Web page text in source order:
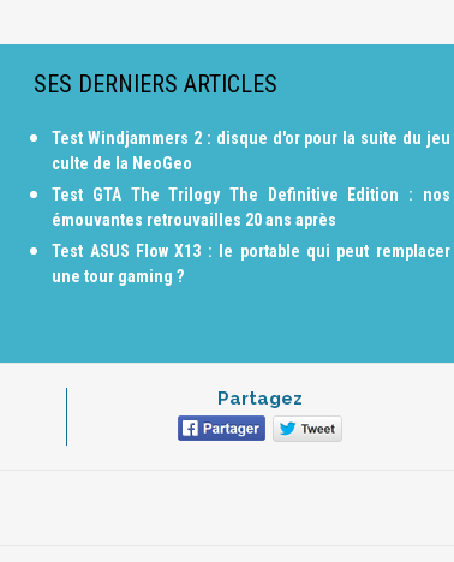
SES DERNIERS ARTICLES
Test Windjammers 2 : disque d'or pour la suite du jeu
culte de la NeoGeo
Test GTA The Trilogy The Definitive Edition : nos
émouvantes retrouvailles 20 ans après
Test ASUS Flow X13 : le portable qui peut remplacer
une tour gaming ?
Partagez